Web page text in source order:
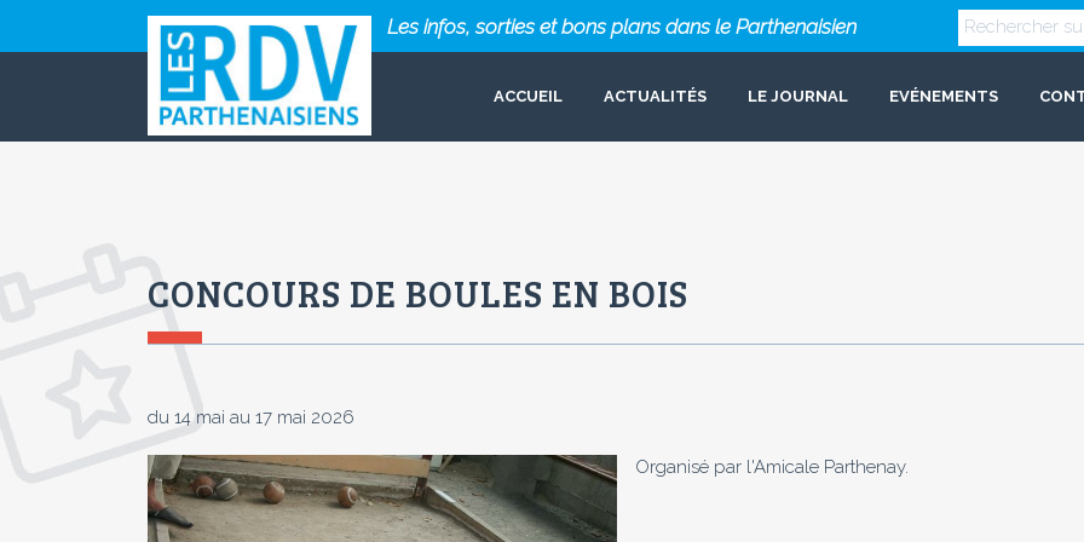
Les infos, sorties et bons plans dans le Parthenaisien
ACCUEIL ACTUALITÉS LE JOURNAL EVÉNEMENTS
CONCOURS DE BOULES EN BOIS
du 14 mai au 17 mai 2026
Organisé par l'Amicale Parthenay.